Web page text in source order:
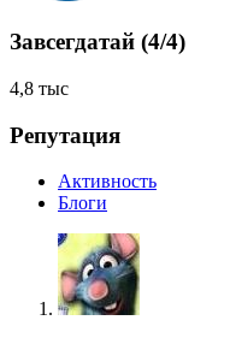
Завсегдатай (4/4)
4,8 тыс
Репутация
Активность
Блоги